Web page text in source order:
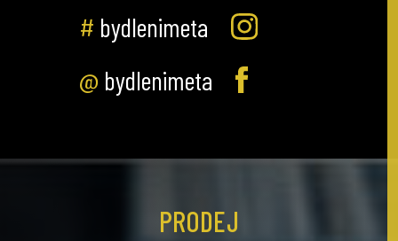
# bydlenimeta
@ bydlenimeta
PRODEJ